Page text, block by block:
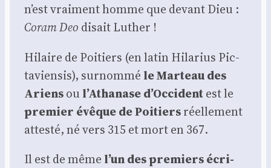
n’est vrai­ment homme que devant Dieu :
Coram Deo disait Luther !
Hilaire de Poi­tiers (en latin Hila­rius Pic­
ta­vien­sis), sur­nom­mé le Mar­teau des
Ariensou l’A­tha­nase d’Oc­ci­dentest le
pre­mier évêque de Poi­tiersréel­le­ment
attes­té, né vers 315 et mort en 367.
Il est de même l’un des pre­miers écri­